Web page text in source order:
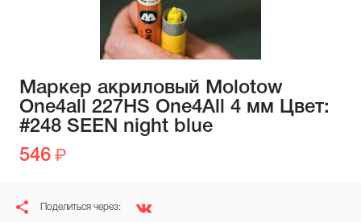
Маркер акриловый Molotow
One4all 227HS One4All 4 мм Цвет:
#248 SEEN night blue
546
Поделиться через: